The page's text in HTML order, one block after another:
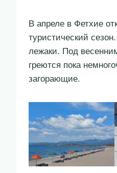
В апреле в Фетхие
туристический
лежаки. Под
греются пока
загорающие.